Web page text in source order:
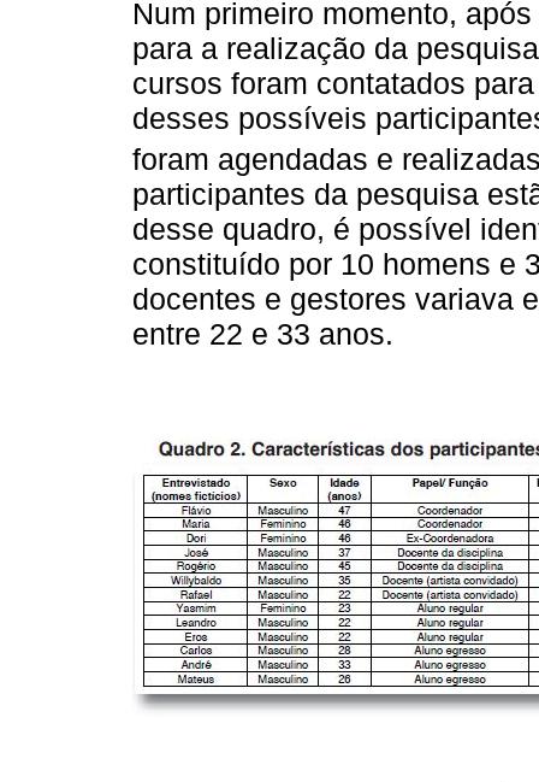
Num primeiro momento,
para a realização da
cursos foram contatados
desses possíveis
foram agendadas e
participantes da pesquisa
desse quadro, é possível
constituído por 10 homens e
docentes e gestores variava
entre 22 e 33 anos.